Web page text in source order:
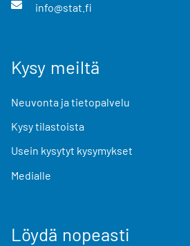
info@stat.fi
Kysy meiltä
Neuvonta ja tietopalvelu
Kysy tilastoista
Usein kysytyt kysymykset
Medialle
Löydä nopeasti